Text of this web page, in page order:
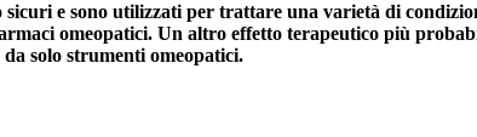
e sono utilizzati per trattare una varietà di
omeopatici. Un altro effetto terapeutico più
solo strumenti omeopatici.